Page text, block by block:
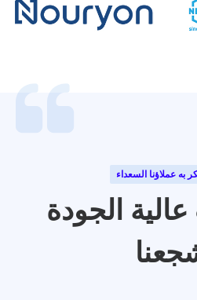
به عملاؤنا السعداء
الجودة